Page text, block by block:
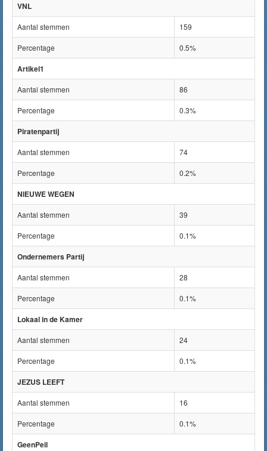
VNL
Aantal stemmen 159
Percentage 0.5%
Artikel1
Aantal stemmen 86
Percentage 0.3%
Piratenpartij
Aantal stemmen 74
Percentage 0.2%
NIEUWE WEGEN
Aantal stemmen 39
Percentage 0.1%
Ondernemers Partij
Aantal stemmen 28
Percentage 0.1%
Lokaal in de Kamer
Aantal stemmen 24
Percentage 0.1%
JEZUS LEEFT
Aantal stemmen 16
Percentage 0.1%
GeenPeil